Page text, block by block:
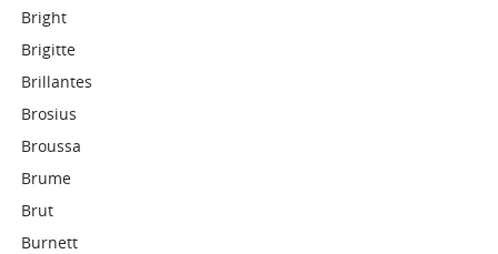
Bright
Brigitte
Brillantes
Brosius
Broussa
Brume
Brut
Burnett